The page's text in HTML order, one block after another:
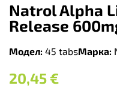
Natrol Alpha
Release
Модел: 45 tabsМарка:
20,45 €